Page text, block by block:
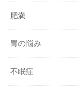
肥満
胃の悩み
不眠症